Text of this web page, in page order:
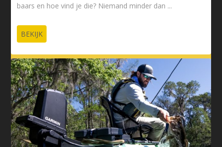
baars en hoe vind je die? Niemand minder dan ...
BEKIJK